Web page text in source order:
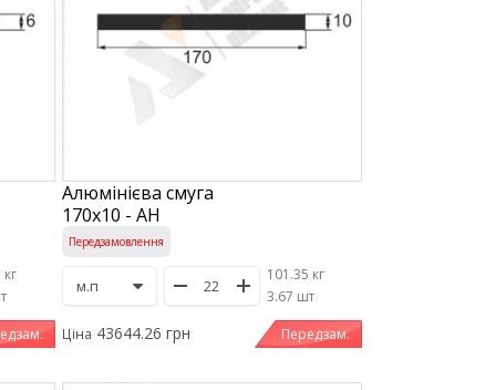
Алюмінієва смуга
170х10 - АН
Передзамовлення
101.35 кг
/3.67 шт
Ціна 43644.26 грн Передзам.